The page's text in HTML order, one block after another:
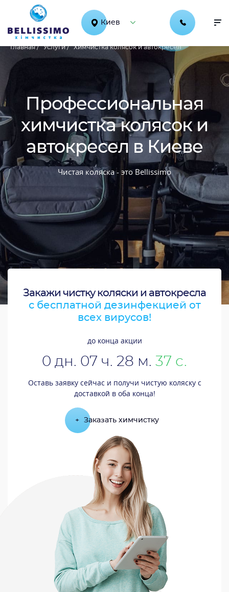
Киев
Главная / Услуги / Химчистка колясок и автокресел
Профессиональная
химчистка колясок и
автокресел в Киеве
Чистая коляска - это Bellissimo
Закажи чистку коляски и автокресла
с бесплатной дезинфекцией от
всех вирусов!
до конца акции
0 дн. 07 ч. 28 м. 36 с.
Оставь заявку сейчас и получи чистую коляску с
доставкой в оба конца!
+ Заказать химчистку